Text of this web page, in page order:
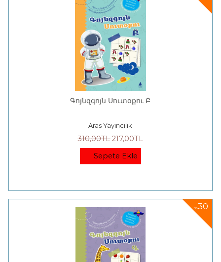
Գոյնզգոյն Սուտօքու Բ
Aras Yayıncılık
310,00TL 217,00TL
Sepete Ekle
%30